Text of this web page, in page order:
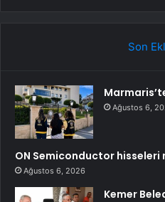
Son
Ağustos 6,
ON Semiconductor hisseleri
Ağustos 6, 2026
Kemer